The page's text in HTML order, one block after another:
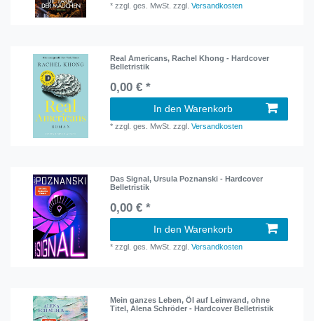
*zzgl. ges. MwSt. zzgl.Versandkosten
Real Americans, Rachel Khong - Hardcover
Belletristik
0,00 € *
In den Warenkorb
*zzgl. ges. MwSt. zzgl.Versandkosten
Das Signal, Ursula Poznanski - Hardcover
Belletristik
0,00 € *
In den Warenkorb
*zzgl. ges. MwSt. zzgl.Versandkosten
Mein ganzes Leben, Öl auf Leinwand, ohne
Titel, Alena Schröder - Hardcover Belletristik